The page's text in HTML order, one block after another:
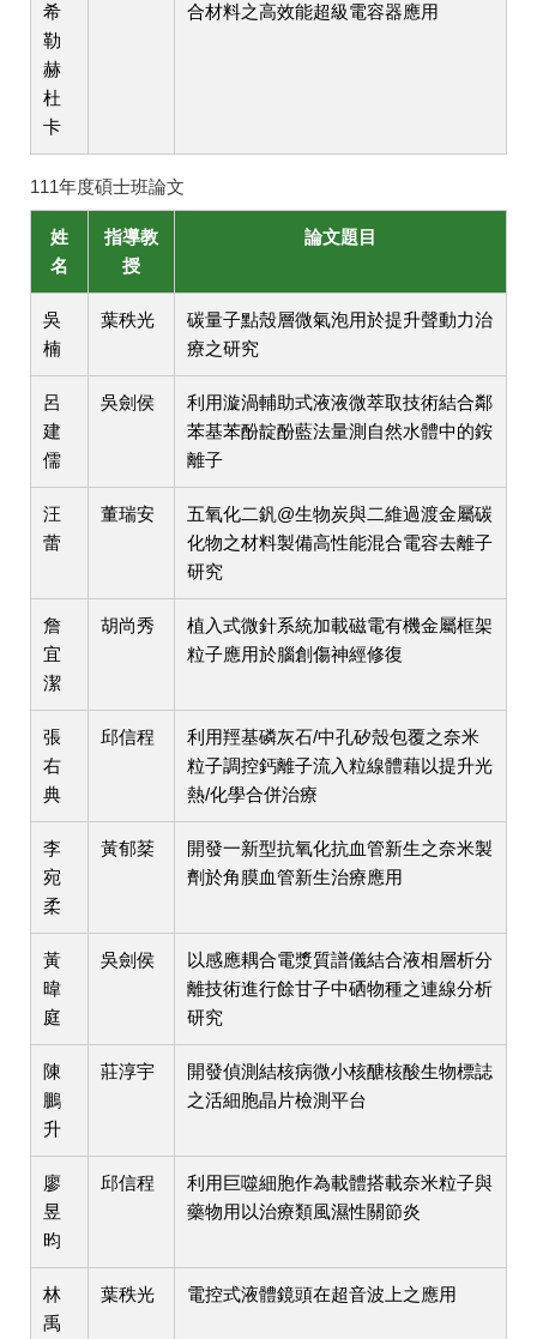
希
勒
赫
杜
卡
合材料之高效能超級電容器應用
111年度碩士班論文
姓
名
指導教
授
論文題目
吳
楠
葉秩光
碳量子點殼層微氣泡用於提升聲動力治
療之研究
呂
建
儒
吳劍侯
利用漩渦輔助式液液微萃取技術結合鄰
苯基苯酚靛酚藍法量測自然水體中的銨
離子
汪
蕾
董瑞安
五氧化二釩@生物炭與二維過渡金屬碳
化物之材料製備高性能混合電容去離子
研究
詹
宜
潔
胡尚秀
植入式微針系統加載磁電有機金屬框架
粒子應用於腦創傷神經修復
張
右
典
邱信程
利用羥基磷灰石/中孔矽殼包覆之奈米
粒子調控鈣離子流入粒線體藉以提升光
熱/化學合併治療
李
宛
柔
黃郁棻
開發一新型抗氧化抗血管新生之奈米製
劑於角膜血管新生治療應用
黃
暐
庭
吳劍侯
以感應耦合電漿質譜儀結合液相層析分
離技術進行餘甘子中硒物種之連線分析
研究
陳
鵬
升
莊淳宇
開發偵測結核病微小核醣核酸生物標誌
之活細胞晶片檢測平台
廖
昱
昀
邱信程
利用巨噬細胞作為載體搭載奈米粒子與
藥物用以治療類風濕性關節炎
林
禹
葉秩光 電控式液體鏡頭在超音波上之應用